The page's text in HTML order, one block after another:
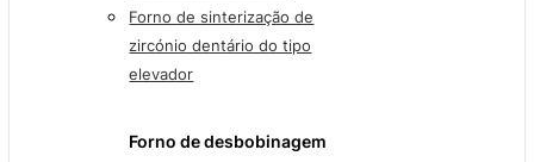
Forno de sinterização de
zircónio dentário do tipo
elevador
Forno de desbobinagem